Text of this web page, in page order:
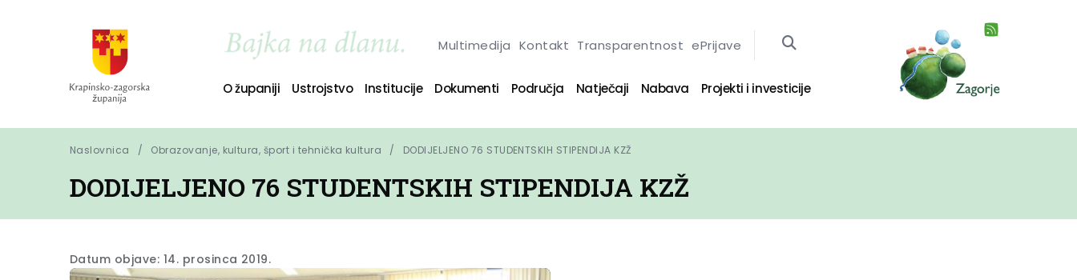
Multimedija Kontakt Transparentnost ePrijave
O županiji Ustrojstvo Institucije Dokumenti Područja Natječaji Nabava Projekti i investicije
Naslovnica Obrazovanje, kultura, šport i tehnička kultura DODIJELJENO 76 STUDENTSKIH STIPENDIJA KZŽ
DODIJELJENO 76 STUDENTSKIH STIPENDIJA KZŽ
Datum objave: 14. prosinca 2019.